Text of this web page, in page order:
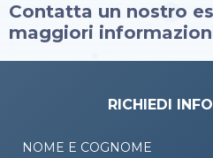
Contatta un nostro
maggiori
RICHIEDI
NOME E COGNOME